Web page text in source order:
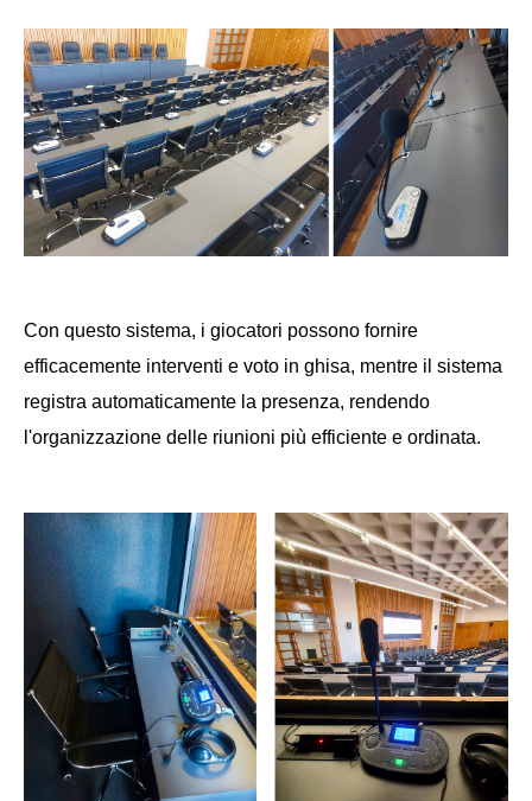
Con questo sistema, i giocatori possono fornire
efficacemente interventi e voto in ghisa, mentre il sistema
registra automaticamente la presenza, rendendo
l'organizzazione delle riunioni più efficiente e ordinata.